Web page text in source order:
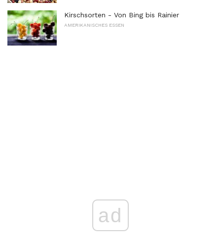
Kirschsorten - Von Bing bis Rainier
AMERIKANISCHES ESSEN
ad